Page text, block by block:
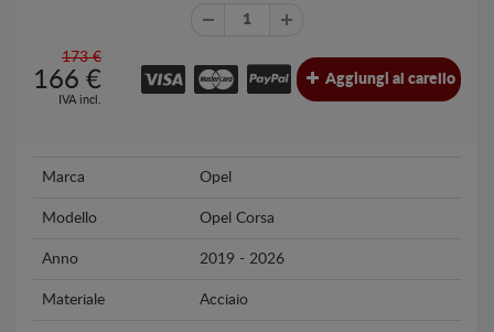
173 €
166 €
IVA incl.
Aggiungi al carello
Marca Opel
Modello Opel Corsa
Anno 2019 - 2026
Materiale Acciaio